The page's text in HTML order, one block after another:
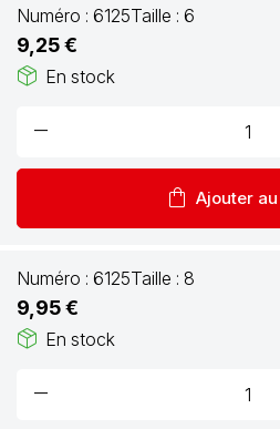
Numéro : 6125Taille : 6
9,25 €
package_2 En stock
remove
shopping_bag Ajouter
Numéro : 6125Taille : 8
9,95 €
package_2 En stock
remove